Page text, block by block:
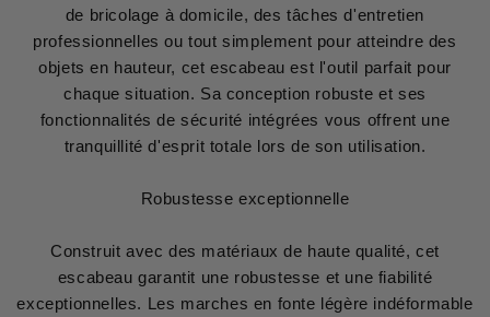
de bricolage à domicile, des tâches d'entretien
professionnelles ou tout simplement pour atteindre des
objets en hauteur, cet escabeau est l'outil parfait pour
chaque situation. Sa conception robuste et ses
fonctionnalités de sécurité intégrées vous offrent une
tranquillité d'esprit totale lors de son utilisation.
Robustesse exceptionnelle
Construit avec des matériaux de haute qualité, cet
escabeau garantit une robustesse et une fiabilité
exceptionnelles. Les marches en fonte légère indéformable